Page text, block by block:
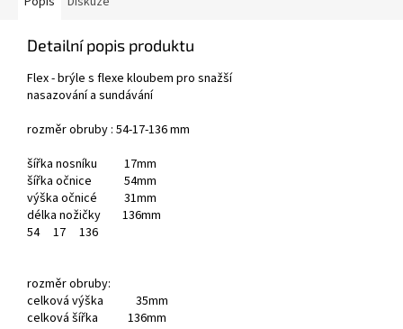
Detailní popis produktu
Flex - brýle s flexe kloubem pro snažší
nasazování a sundávání
rozměr obruby : 54-17-136 mm
šířka nosníku 17mm
šířka očnice 54mm
výška očnicé 31mm
délka nožičky 136mm
54 17 136
rozměr obruby:
celková výška 35mm
celková šířka 136mm